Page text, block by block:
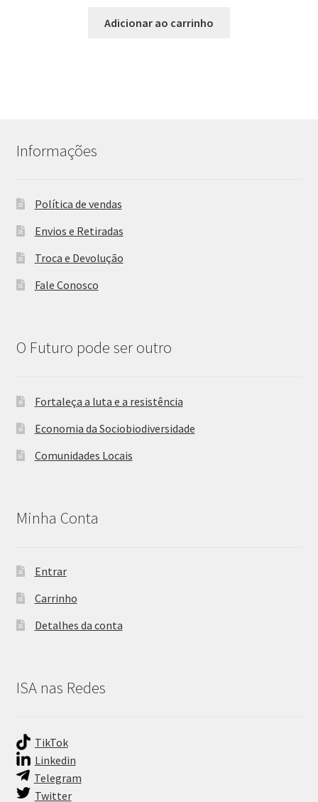
Adicionar ao carrinho
Informações
Política de vendas
Envios e Retiradas
Troca e Devolução
Fale Conosco
O Futuro pode ser outro
Fortaleça a luta e a resistência
Economia da Sociobiodiversidade
Comunidades Locais
Minha Conta
Entrar
Carrinho
Detalhes da conta
ISA nas Redes
TikTok
Linkedin
Telegram
Twitter